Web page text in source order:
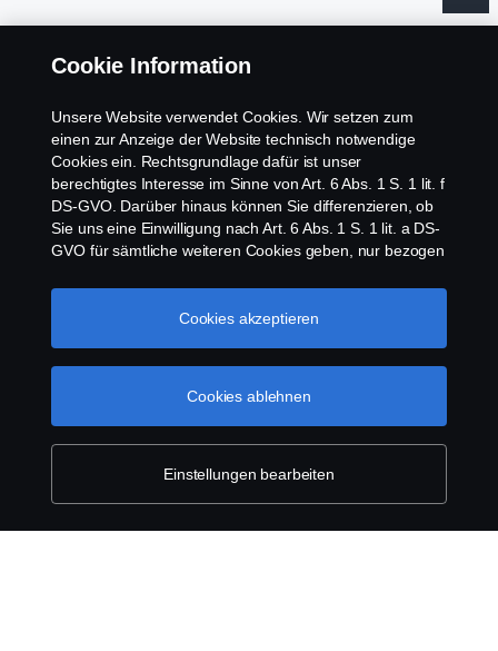
Impressum
Datenschutz
Rechtliche Hinweise
Scania Cookie Richtlinie
Cookie Information
Unsere Website verwendet Cookies. Wir setzen zum
einen zur Anzeige der Website technisch notwendige
Cookies ein. Rechtsgrundlage dafür ist unser
berechtigtes Interesse im Sinne von Art. 6 Abs. 1 S. 1 lit. f
DS-GVO. Darüber hinaus können Sie differenzieren, ob
Sie uns eine Einwilligung nach Art. 6 Abs. 1 S. 1 lit. a DS-
GVO für sämtliche weiteren Cookies geben, nur bezogen
Diese Einwilligung ist freiwillig und kann jederzeit mit
Zukunftswirkung widerrufen werden. Unsere Anbieter
Angemessenheitsbeschlusses der Europäischen
Kommission im Sinne von Art. 45 Abs. 3 DS-GVO, worin
festgelegt wurde, dass in den USA ein angemessenes
Schutzniveau vorhanden ist. Informationen über uns
Einstellungen bearbeiten
Cookies ablehnen
Cookies akzeptieren